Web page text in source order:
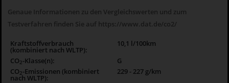
Genaue Informationen zu den Vergleichswerten und zum
Testverfahren finden Sie auf https://www.dat.de/co2/
Kraftstoffverbrauch
(kombiniert nach WLTP):
10,1 l/100km
CO2-Klasse(n):
G
CO2-Emissionen (kombiniert
nach WLTP):
229 - 227 g/km